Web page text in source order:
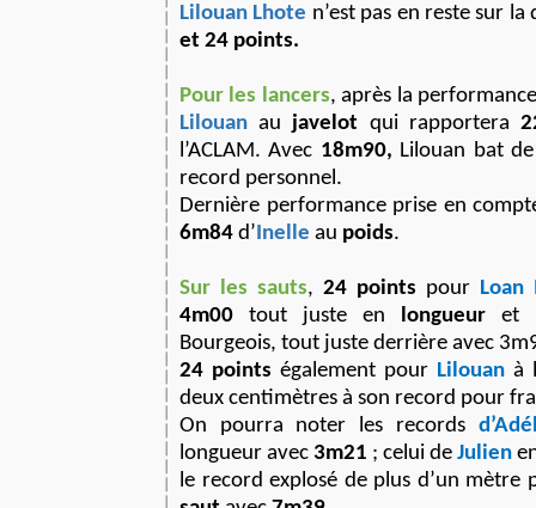
Lilouan Lhote n’est pas en reste sur
et 24 points.
Pour les lancers, après la
Lilouan au javelot qui rapportera
l’ACLAM. Avec 18m90, Lilouan bat
record personnel.
Dernière performance prise en
6m84 d’Inelle au poids.
Sur les sauts, 24 points pour Loan
4m00 tout juste en longueur et
Bourgeois, tout juste derrière avec
24 points également pour Lilouan à
deux centimètres à son record pour
On pourra noter les records
longueur avec 3m21 ; celui de Julien
le record explosé de plus d’un mètre